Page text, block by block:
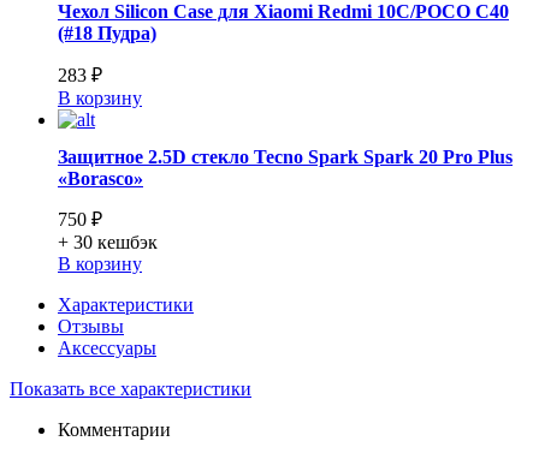
Чехол Silicon Case для Xiaomi Redmi 10C/POCO C40
(#18 Пудра)
283 ₽
В корзину
Защитное 2.5D стекло Tecno Spark Spark 20 Pro Plus
«Borasco»
750 ₽
+ 30 кешбэк
В корзину
Характеристики
Отзывы
Аксессуары
Показать все характеристики
Комментарии